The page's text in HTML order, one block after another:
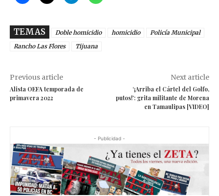
TEMAS Doble homicidio homicidio
Policía Municipal
Rancho Las Flores
Tijuana
Previous article
Alista OEFA temporada de
primavera 2022
Next article
‘¡Arriba el Cártel del Golfo,
putos!’: grita militante de Morena
en Tamaulipas [VIDEO]
- Publicidad -